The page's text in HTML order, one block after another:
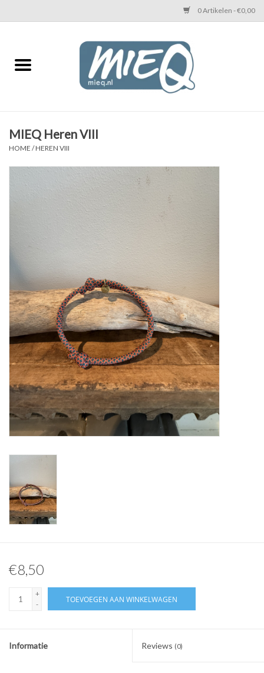
0 Artikelen - €0,00
Home
Love You Armband
Never Enough Armbanden
MIEQ's Setjes
MIEQ was een tijdje verdwenen
van Social Media
OVER MIEQ
MIEQ's sjaaltjes
Armbanden MIEQ
MIEQ Heren VIII
HOME /HEREN VIII
€8,50
+
-
TOEVOEGEN AAN WINKELWAGEN
Informatie Reviews (0)